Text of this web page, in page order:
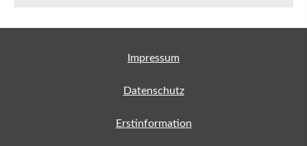
Impressum
Datenschutz
Erstinformation